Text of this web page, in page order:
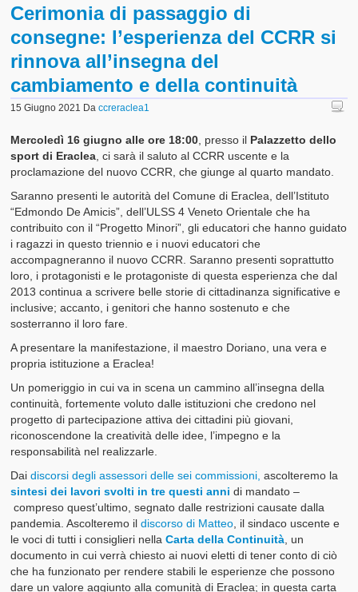
Cerimonia di passaggio di
consegne: l’esperienza del CCRR si
rinnova all’insegna del
cambiamento e della continuità
15 Giugno 2021 Daccreraclea1
Mercoledì 16 giugno alle ore 18:00 , presso il Palazzetto dello
sport di Eraclea , ci sarà il saluto al CCRR uscente e la
proclamazione del nuovo CCRR, che giunge al quarto mandato.
Saranno presenti le autorità del Comune di Eraclea, dell’Istituto
“Edmondo De Amicis”, dell’ULSS 4 Veneto Orientale che ha
contribuito con il “Progetto Minori”, gli educatori che hanno guidato
i ragazzi in questo triennio e i nuovi educatori che
accompagneranno il nuovo CCRR. Saranno presenti soprattutto
loro, i protagonisti e le protagoniste di questa esperienza che dal
2013 continua a scrivere belle storie di cittadinanza significative e
inclusive; accanto, i genitori che hanno sostenuto e che
sosterranno il loro fare.
A presentare la manifestazione, il maestro Doriano, una vera e
propria istituzione a Eraclea!
Un pomeriggio in cui va in scena un cammino all’insegna della
continuità, fortemente voluto dalle istituzioni che credono nel
progetto di partecipazione attiva dei cittadini più giovani,
riconoscendone la creatività delle idee, l’impegno e la
responsabilità nel realizzarle.
Daidiscorsi degli assessori delle sei commissioni, ascolteremo la
sintesi dei lavori svolti in tre questi anni di mandato –
compreso quest’ultimo, segnato dalle restrizioni causate dalla
pandemia. Ascolteremo ildiscorso di Matteo , il sindaco uscente e
le voci di tutti i consiglieri nellaCarta della Continuità , un
documento in cui verrà chiesto ai nuovi eletti di tener conto di ciò
che ha funzionato per rendere stabili le esperienze che possono
dare un valore aggiunto alla comunità di Eraclea; in questa carta